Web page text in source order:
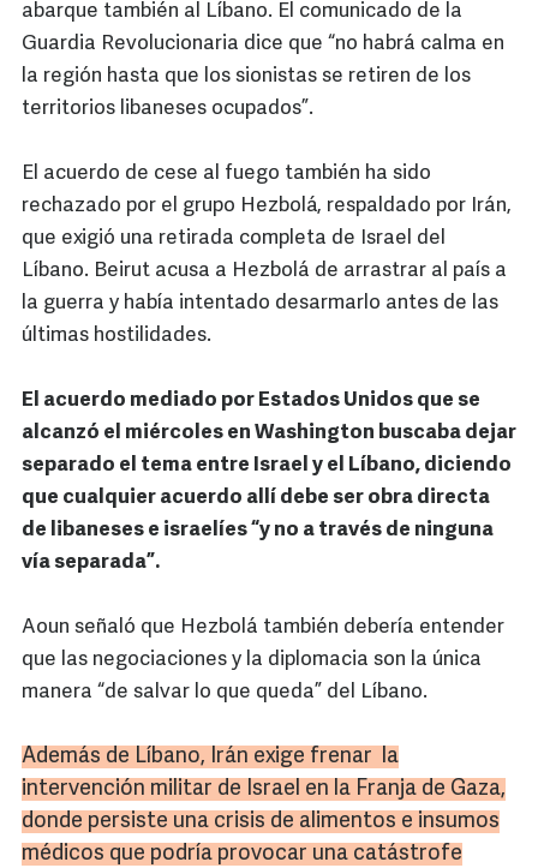
abarque también al Líbano. El comunicado de la
Guardia Revolucionaria dice que “no habrá calma en
la región hasta que los sionistas se retiren de los
territorios libaneses ocupados”.
El acuerdo de cese al fuego también ha sido
rechazado por el grupo Hezbolá, respaldado por Irán,
que exigió una retirada completa de Israel del
Líbano. Beirut acusa a Hezbolá de arrastrar al país a
la guerra y había intentado desarmarlo antes de las
últimas hostilidades.
El acuerdo mediado por Estados Unidos que se
alcanzó el miércoles en Washington buscaba dejar
separado el tema entre Israel y el Líbano, diciendo
que cualquier acuerdo allí debe ser obra directa
de libaneses e israelíes “y no a través de ninguna
vía separada”.
Aoun señaló que Hezbolá también debería entender
que las negociaciones y la diplomacia son la única
manera “de salvar lo que queda” del Líbano.
Además de Líbano, Irán exige frenar la
intervención militar de Israel en la Franja de Gaza,
donde persiste una crisis de alimentos e insumos
médicos que podría provocar una catástrofe